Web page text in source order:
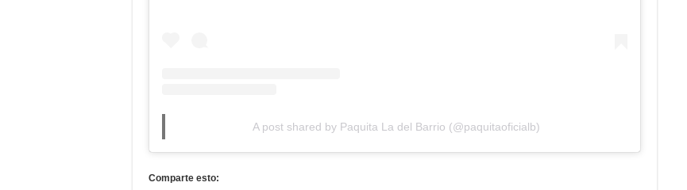
A post shared by Paquita La del Barrio (@paquitaoficialb)
Comparte esto: